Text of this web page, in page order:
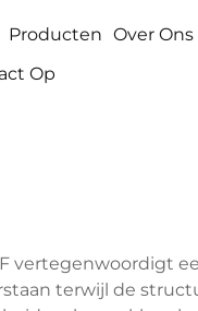
Producten Over Ons
Op
vertegenwoordigt
terwijl de